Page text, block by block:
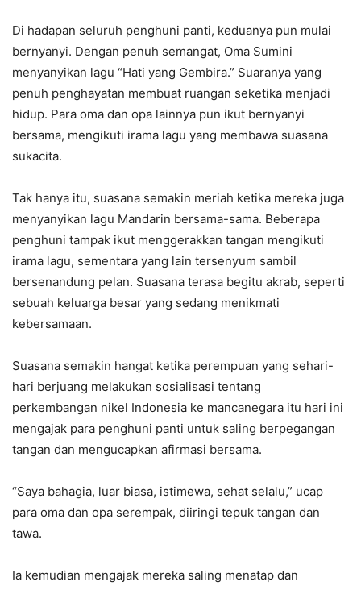
Di hadapan seluruh penghuni panti, keduanya pun mulai
bernyanyi. Dengan penuh semangat, Oma Sumini
menyanyikan lagu “Hati yang Gembira.” Suaranya yang
penuh penghayatan membuat ruangan seketika menjadi
hidup. Para oma dan opa lainnya pun ikut bernyanyi
bersama, mengikuti irama lagu yang membawa suasana
sukacita.
Tak hanya itu, suasana semakin meriah ketika mereka juga
menyanyikan lagu Mandarin bersama-sama. Beberapa
penghuni tampak ikut menggerakkan tangan mengikuti
irama lagu, sementara yang lain tersenyum sambil
bersenandung pelan. Suasana terasa begitu akrab, seperti
sebuah keluarga besar yang sedang menikmati
kebersamaan.
Suasana semakin hangat ketika perempuan yang sehari-
hari berjuang melakukan sosialisasi tentang
perkembangan nikel Indonesia ke mancanegara itu hari ini
mengajak para penghuni panti untuk saling berpegangan
tangan dan mengucapkan afirmasi bersama.
“Saya bahagia, luar biasa, istimewa, sehat selalu,” ucap
para oma dan opa serempak, diiringi tepuk tangan dan
tawa.
Ia kemudian mengajak mereka saling menatap dan